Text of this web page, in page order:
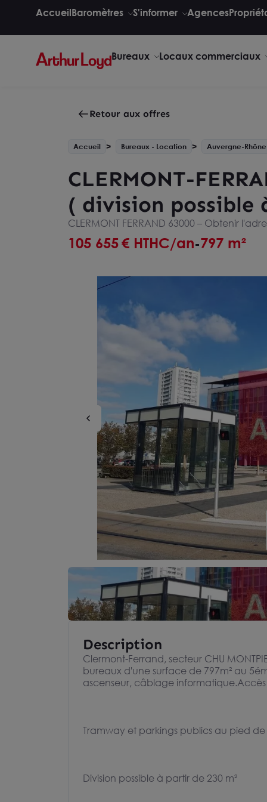
AccueilBaromètres S'informer Agences
Bureaux Locaux commerciaux
Retour aux offres
Accueil Bureaux - Location Auvergne-
CLERMONT-
( division possible
CLERMONT FERRAND 63000 – Obtenir
105 655€ HTHC/an-797 m²
Description
Clermont-Ferrand, secteur CHU
bureaux d'une surface de 797m² au
ascenseur, câblage informatique.Accès
Tramway et parkings publics au pied
Division possible à partir de 230 m²